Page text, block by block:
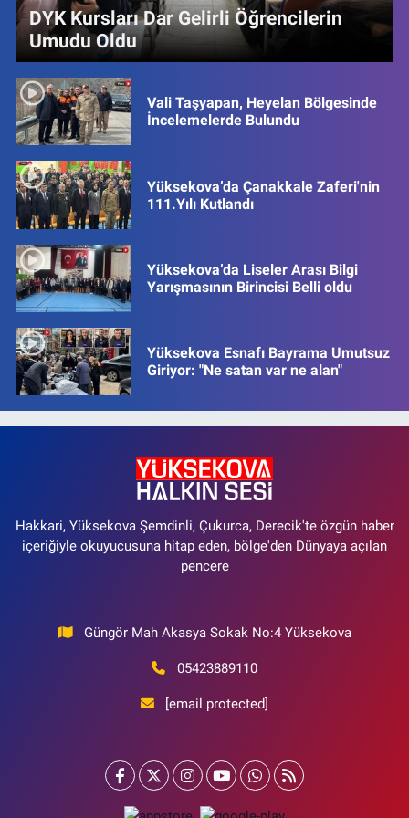
DYK Kursları Dar Gelirli Öğrencilerin
Umudu Oldu
Vali Taşyapan, Heyelan Bölgesinde
İncelemelerde Bulundu
Yüksekova’da Çanakkale Zaferi'nin
111.Yılı Kutlandı
Yüksekova’da Liseler Arası Bilgi
Yarışmasının Birincisi Belli oldu
Yüksekova Esnafı Bayrama Umutsuz
Giriyor: "Ne satan var ne alan"
Hakkari, Yüksekova Şemdinli, Çukurca, Derecik'te özgün haber
içeriğiyle okuyucusuna hitap eden, bölge'den Dünyaya açılan
pencere
Güngör Mah Akasya Sokak No:4 Yüksekova
05423889110
[email protected]